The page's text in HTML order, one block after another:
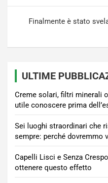
Finalmente è stato
ULTIME
Creme solari, filtri minerali
utile conoscere prima
Sei luoghi straordinari che
sempre: perché dovremmo
Capelli Lisci e Senza
ottenere questo effetto